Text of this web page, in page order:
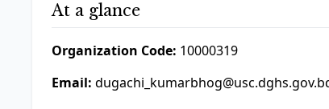
At a glance
Organization Code: 10000319
Email: